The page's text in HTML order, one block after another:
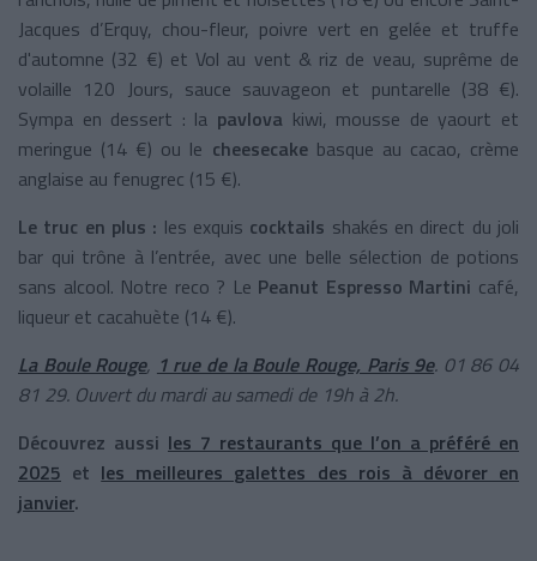
Jacques d’Erquy, chou-fleur, poivre vert en gelée et truffe
d'automne (32 €) et Vol au vent & riz de veau, suprême de
volaille 120 Jours, sauce sauvageon et puntarelle (38 €).
Sympa en dessert : la pavlova kiwi, mousse de yaourt et
meringue (14 €) ou le cheesecake basque au cacao, crème
anglaise au fenugrec (15 €).
Le truc en plus : les exquis cocktails shakés en direct du joli
bar qui trône à l’entrée, avec une belle sélection de potions
sans alcool. Notre reco ? Le Peanut Espresso Martini café,
liqueur et cacahuète (14 €).
La Boule Rouge, 1 rue de la Boule Rouge, Paris 9e. 01 86 04
81 29. Ouvert du mardi au samedi de 19h à 2h.
Découvrez aussi les 7 restaurants que l’on a préféré en
2025 et les meilleures galettes des rois à dévorer en
janvier.